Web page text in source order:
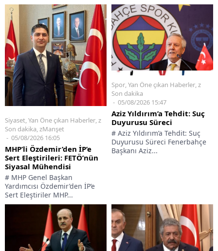
Siyaset Yan Öne çıkan Haberler z
Son dakika zManşet
05/08/2026 16:05
MHP’li Özdemir’den İP’e
Sert Eleştirileri: FETÖ’nün
Siyasal Mühendisi
# MHP Genel Başkan
Yardımcısı Özdemir’den İP’e
Sert Eleştiriler MHP...
Spor,Yan Öne çıkan Haberler,z
Son dakika
05/08/2026 15:47
Aziz Yıldırım’a Tehdit: Suç
Duyurusu Süreci
# Aziz Yıldırım’a Tehdit: Suç
Duyurusu Süreci Fenerbahçe
Başkanı Aziz...